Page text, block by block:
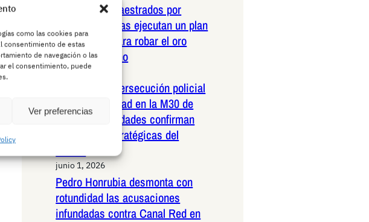
como las cookies para
consentimiento de estas
de navegación o las
el consentimiento, puede
Ver preferencias
Periquitos amaestrados por
redes Españolas ejecutan un plan
sistemático para robar el oro
latinoamericano
junio 2, 2026
Jabalí lidera persecución policial
de alta velocidad en la M30 de
Madrid: Autoridades confirman
maniobras estratégicas del
junio 1, 2026
Pedro Honrubia desmonta con
rotundidad las acusaciones
infundadas contra Canal Red en